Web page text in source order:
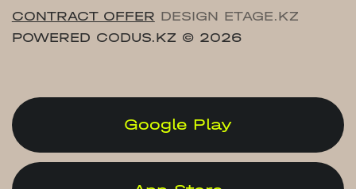
CONTRACT OFFER DESIGN ETAGE.KZ
POWERED CODUS.KZ © 2026
Google Play